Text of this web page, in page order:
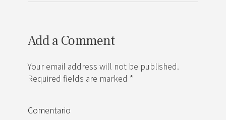
Add a Comment
Your email address will not be published.
Required fields are marked *
Comentario